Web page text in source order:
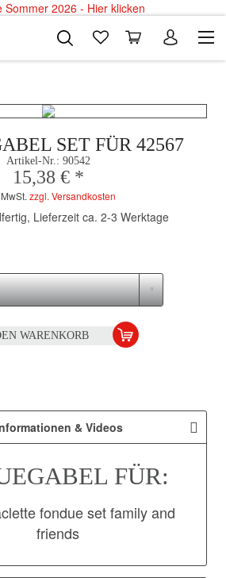
SET FÜR 42567
Artikel-Nr.: 90542
15,38 € *
zzgl. Versandkosten
Lieferzeit ca. 2-3 Werktage
WARENKORB
& Videos
FÜR:
fondue set family and
friends